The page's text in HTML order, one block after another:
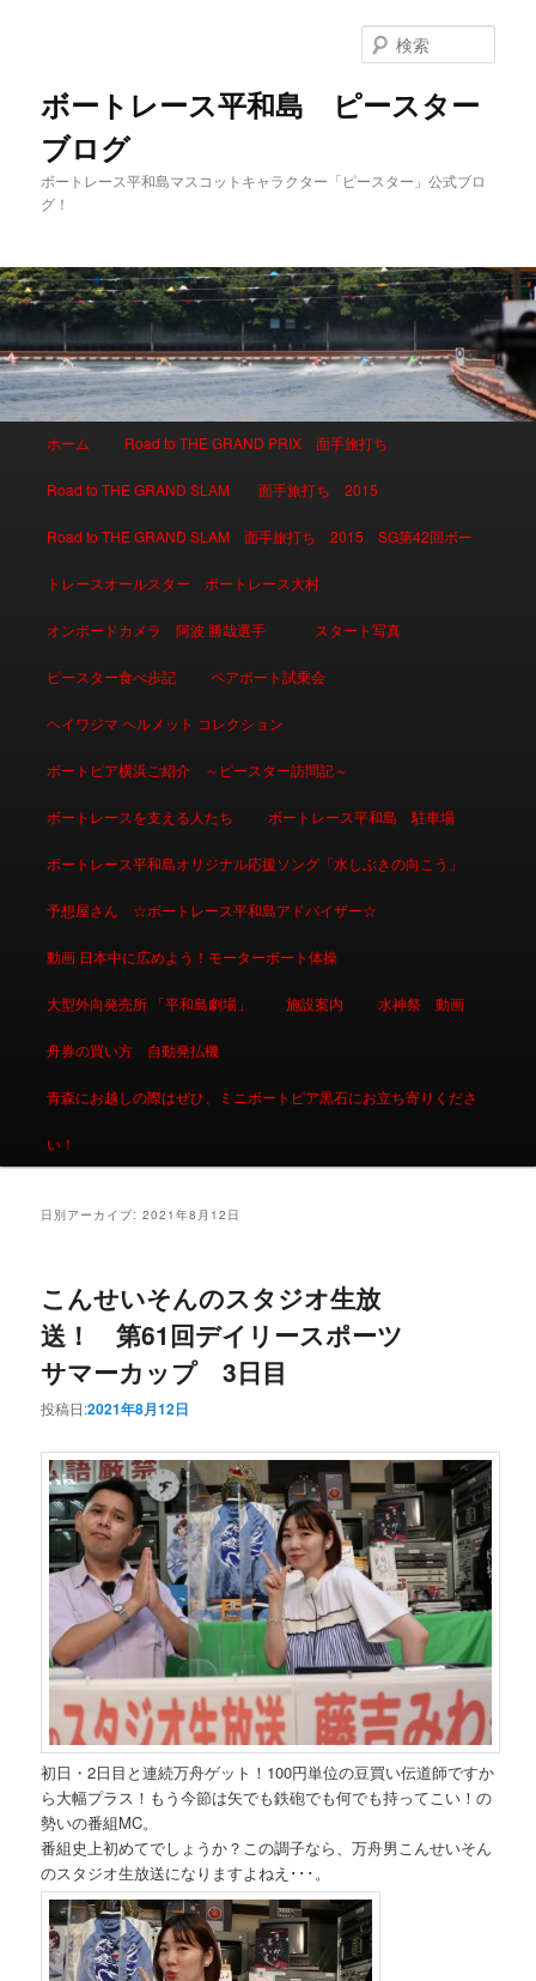
ボートレース平和島 ピースター
ブログ
ボートレース平和島マスコットキャラクター「ピースター」公式ブロ
グ！
索
メインコンテンツへ移動
サブコンテンツへ移動
ホーム Road to THE GRAND PRIX 面手旅打ち
Road to THE GRAND SLAM 面手旅打ち 2015
Road to THE GRAND SLAM 面手旅打ち 2015 SG第42回ボー
トレースオールスター ボートレース大村
オンボードカメラ 阿波 勝哉選手 スタート写真
ピースター食べ歩記 ペアボート試乗会
ヘイワジマ ヘルメット コレクション
ボートピア横浜ご紹介 ～ピースター訪問記～
ボートレースを支える人たち ボートレース平和島 駐車場
ボートレース平和島オリジナル応援ソング「水しぶきの向こう」
予想屋さん ☆ボートレース平和島アドバイザー☆
動画 日本中に広めよう！モーターボート体操
大型外向発売所 「平和島劇場」 施設案内 水神祭 動画
舟券の買い方 自動発払機
青森にお越しの際はぜひ、ミニボートピア黒石にお立ち寄りくださ
い！
日別アーカイブ:2021年8月12日
こんせいそんのスタジオ生放
送！ 第61回デイリースポーツ
サマーカップ 3日目
投稿日:2021年8月12日
初日・2日目と連続万舟ゲット！100円単位の豆買い伝道師ですか
ら大幅プラス！もう今節は矢でも鉄砲でも何でも持ってこい！の
勢いの番組MC。
番組史上初めてでしょうか？この調子なら、万舟男こんせいそん
のスタジオ生放送になりますよねえ･･･。